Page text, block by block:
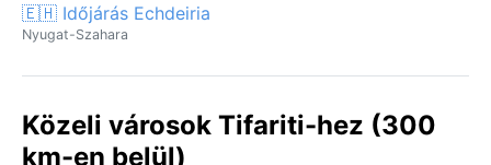
🇪🇭 Időjárás Echdeiria
Nyugat-Szahara
Közeli városok Tifariti-hez (300
km-en belül)